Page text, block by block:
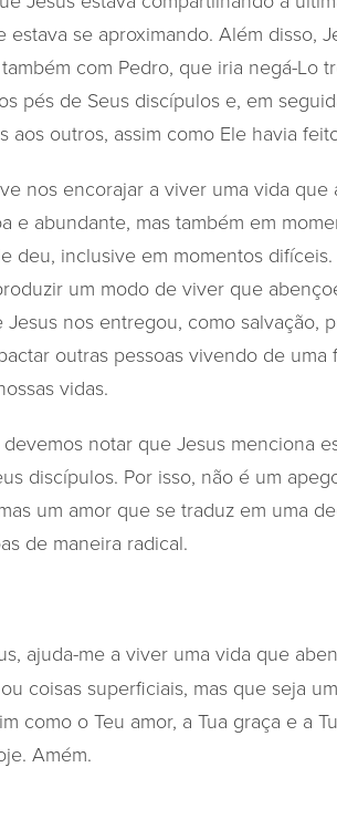
estava se aproximando. Além disso,
com Pedro, que iria negá-Lo
pés de Seus discípulos e, em
aos outros, assim como Ele havia
nos encorajar a viver uma vida
e abundante, mas também em
deu, inclusive em momentos
um modo de viver que
Jesus nos entregou, como salvação,
outras pessoas vivendo de
vidas.
notar que Jesus menciona
discípulos. Por isso, não é um
um amor que se traduz em uma
de maneira radical.
ajuda-me a viver uma vida que
coisas superficiais, mas que seja
como o Teu amor, a Tua graça e a
Amém.